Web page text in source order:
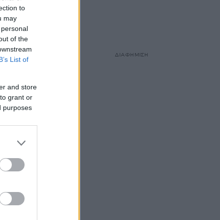
to
may
of the
List of
and store
grant or
purposes
ΔΙΑΦΗΜΙΣΗ